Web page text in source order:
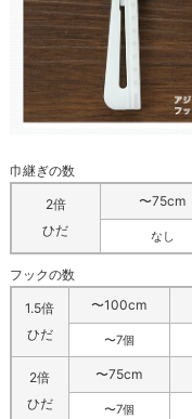
巾継ぎの数
2倍
ひだ
〜75cm
なし
フックの数
1.5倍
ひだ
〜100cm
〜7個
2倍
ひだ
〜75cm
〜7個